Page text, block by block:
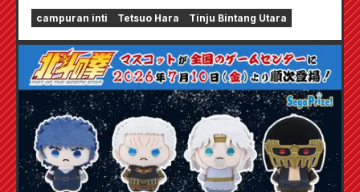
"Keyboard & Alas Meja"!
campuran inti Tetsuo Hara Tinju Bintang Utara